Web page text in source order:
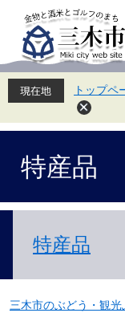
先
頭
を
飛
て
トップペ
特産品
特産品
三木市のぶどう・観光